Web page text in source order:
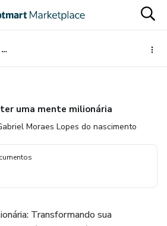
Como ter uma mente milionária
ter uma mente milionária
Moraes Lopes do nascimento
Transformando sua